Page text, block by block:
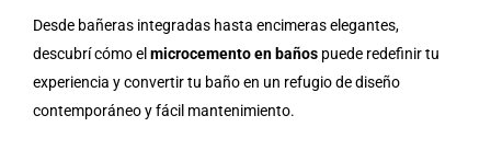
Desde bañeras integradas hasta encimeras elegantes,
descubrí cómo el microcemento en baños puede redefinir tu
experiencia y convertir tu baño en un refugio de diseño
contemporáneo y fácil mantenimiento.